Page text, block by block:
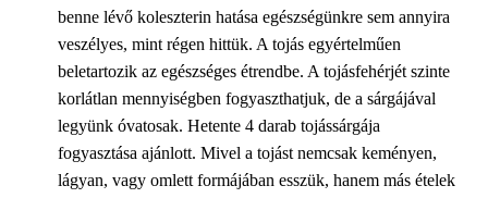
benne lévő koleszterin hatása egészségünkre sem annyira
veszélyes, mint régen hittük. A tojás egyértelműen
beletartozik az egészséges étrendbe. A tojásfehérjét szinte
korlátlan mennyiségben fogyaszthatjuk, de a sárgájával
legyünk óvatosak. Hetente 4 darab tojássárgája
fogyasztása ajánlott. Mivel a tojást nemcsak keményen,
lágyan, vagy omlett formájában esszük, hanem más ételek